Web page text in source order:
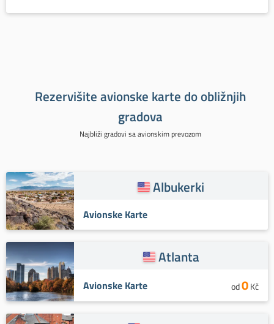
Rezervišite avionske karte do obližnjih
gradova
Najbliži gradovi sa avionskim prevozom
Albukerki
Avionske Karte
Atlanta
Avionske Karte od0Kč